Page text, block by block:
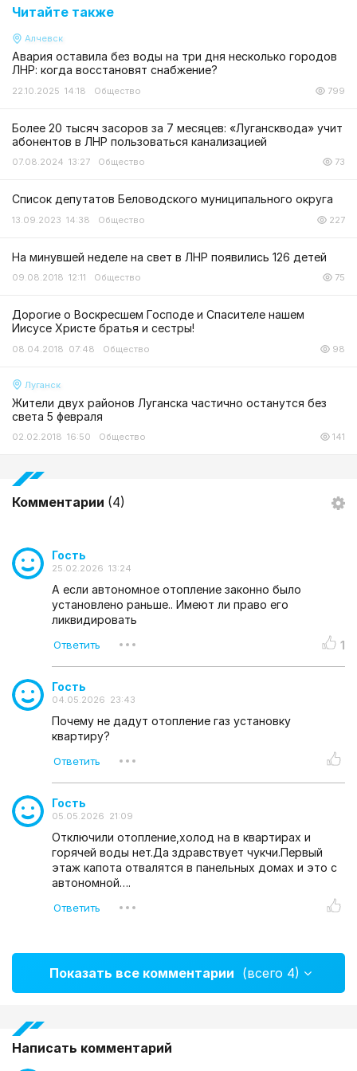
Читайте также
Алчевск
Авария оставила без воды на три дня несколько городов
ЛНР: когда восстановят снабжение?
22.10.2025 14:18 Общество 799
Более 20 тысяч засоров за 7 месяцев: «Лугансквода» учит
абонентов в ЛНР пользоваться канализацией
07.08.2024 13:27 Общество 73
Список депутатов Беловодского муниципального округа
13.09.2023 14:38 Общество 227
На минувшей неделе на свет в ЛНР появились 126 детей
09.08.2018 12:11 Общество 75
Дорогие о Воскресшем Господе и Спасителе нашем
Иисусе Христе братья и сестры!
08.04.2018 07:48 Общество 98
Луганск
Жители двух районов Луганска частично останутся без
света 5 февраля
02.02.2018 16:50 Общество 141
Комментарии (4)
Гость
25.02.2026 13:24
А если автономное отопление законно было
установлено раньше.. Имеют ли право его
ликвидировать
1
Гость
04.05.2026 23:43
Почему не дадут отопление газ установку
квартиру?
Гость
05.05.2026 21:09
Отключили отопление,холод на в квартирах и
горячей воды нет.Да здравствует чукчи.Первый
этаж капота отвалятся в панельных домах и это с
автономной….
Показать все комментарии (всего 4)
Написать комментарий